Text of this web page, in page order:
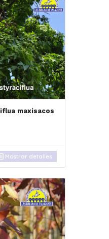
maxisacos
Mostrar detalles